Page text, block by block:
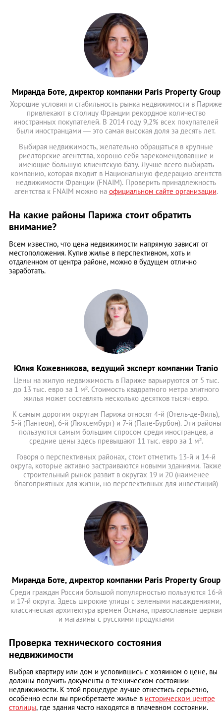
Миранда Боте, директор компании Paris Property Group
Хорошие условия и стабильность рынка недвижимости в Париже
привлекают в столицу Франции рекордное количество
иностранных покупателей. В 2014 году 9,2% всех покупателей
были иностранцами — это самая высокая доля за десять лет.
Выбирая недвижимость, желательно обращаться в крупные
риелторские агентства, хорошо себя зарекомендовавшие и
имеющие большую клиентскую базу. Лучше всего выбирать
компанию, которая входит в Национальную федерацию агентств
недвижимости Франции (FNAIM). Проверить принадлежность
агентства к FNAIM можно на официальном сайте организации.
На какие районы Парижа стоит обратить
внимание?
Всем известно, что цена недвижимости напрямую зависит от
местоположения. Купив жилье в перспективном, хоть и
отдаленном от центра районе, можно в будущем отлично
заработать.
Юлия Кожевникова, ведущий эксперт компании Tranio
Цены на жилую недвижимость в Париже варьируются от 5 тыс.
до 13 тыс. евро за 1 м². Стоимость квадратного метра элитного
жилья может составлять несколько десятков тысяч евро.
К самым дорогим округам Парижа относят 4-й (Отель-де-Виль),
5-й (Пантеон), 6-й (Люксембург) и 7-й (Пале-Бурбон). Эти районы
пользуются самым большим спросом среди иностранцев, а
средние цены здесь превышают 11 тыс. евро за 1 м².
Говоря о перспективных районах, стоит отметить 13-й и 14-й
округа, которые активно застраиваются новыми зданиями. Также
строительный рынок развит в округах 19 и 20 (наименее
благоприятных для жизни, но перспективных для инвестиций)
Миранда Боте, директор компании Paris Property Group
Среди граждан России большой популярностью пользуются 16-й
и 17-й округа. Здесь широкие улицы с зелеными насаждениями,
классическая архитектура времен Османа, православные церкви
и магазины с русскими продуктами
Проверка технического состояния
недвижимости
Выбрав квартиру или дом и условившись с хозяином о цене, вы
должны получить документы о техническом состоянии
недвижимости. К этой процедуре лучше отнестись серьезно,
особенно если вы приобретаете жилье в историческом центре
столицы, где здания часто находятся в плачевном состоянии.